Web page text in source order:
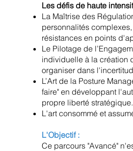
Les défis de haute
La Maîtrise des
personnalités
résistances en points
Le Pilotage de
individuelle à la création
organiser dans
L’Art de la Posture
faire" en développant
propre liberté stratégique.
L'art consommé et
L'Objectif :
Ce parcours "Avancé"